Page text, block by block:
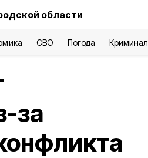
области
СВО Погода Криминал
за